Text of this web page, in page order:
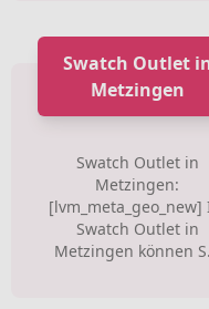
Swatch Outlet
Metzingen
Swatch Outlet in
Metzingen:
[lvm_meta_geo_new]
Swatch Outlet in
Metzingen können